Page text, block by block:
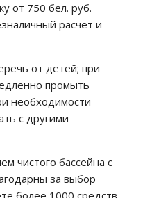
от 750 бел. руб.
расчет и
от детей; при
промыть
необходимости
с другими
чистого бассейна с
за выбор
более 1000 средств